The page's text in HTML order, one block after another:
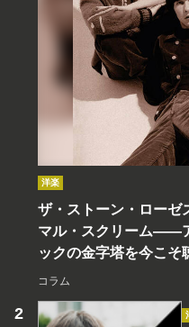
洋楽
ザ・ストーン・ローゼ
マル・スクリーム――
ックの金字塔を今こそ
コラム